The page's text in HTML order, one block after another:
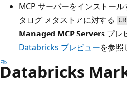
MCP サーバーをインストー
タログ メタストアに対する
Managed MCP Servers プレ
Databricks プレビューを参照
Databricks